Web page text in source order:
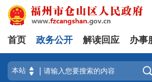
首页 政务公开 解读回应 办事
